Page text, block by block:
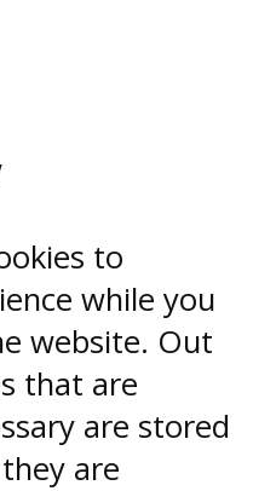
to
while you
website. Out
that are
are stored
are